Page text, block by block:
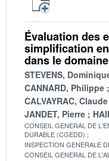
Évaluation des
simplification
dans le
STEVENS,
CANNARD, Philippe
CALVAYRAC, Claude
JANDET, Pierre
CONSEIL GENERAL DE
DURABLE (CGEDD)
INSPECTION GENERALE
CONSEIL GENERAL DE